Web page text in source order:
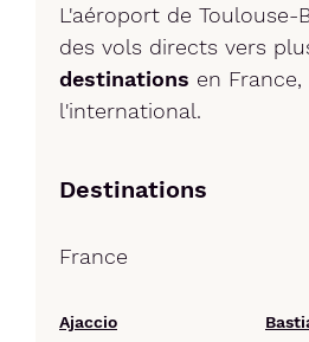
L'aéroport de Toulouse-
des vols directs vers
destinations en
l'international.
Destinations
France
Ajaccio